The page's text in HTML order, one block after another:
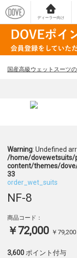
ディーラー向け
国産高級ウェットスーツ
Warning: Undefined
/home/dovewetsuits/
content/themes/
33
order_wet_suits
NF-8
商品コード：
￥72,000 ￥79,200
3,600 ポイント付与